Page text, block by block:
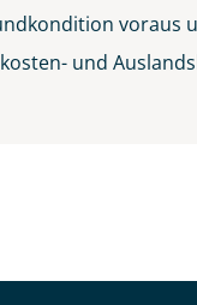
und